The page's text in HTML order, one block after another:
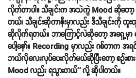
လိုက်တာပါ။ သီချင်းက အသဲကွဲ Mood ဆို
တယ်၊ သီချင်းဆိုကာနီးမှာလည်း ဒီသီချင်းကို ထူးထူး
ဆိုလိုက်ရတယ်။ ဘာကြောင့်လဲဆိုတော့ အရှေ့မှာ သ
ပေါ့နော်။ Recording မှာလည်း ဂစ်တာက
ဘယ်လိုလေးလုပ်ပေးလိုက်မယ်ဆိုပြီးတော့ စဉ်းစာ
Mood လည်း ရသွားတယ်'' လို့ ဆိုပါတယ်။